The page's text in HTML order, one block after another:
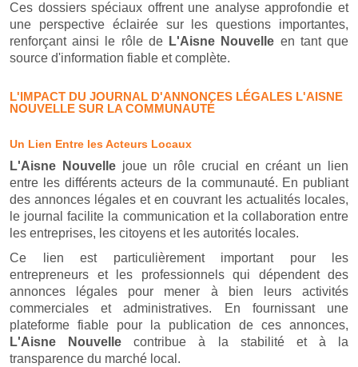
Ces dossiers spéciaux offrent une analyse approfondie et
une perspective éclairée sur les questions importantes,
renforçant ainsi le rôle de L'Aisne Nouvelle en tant que
source d'information fiable et complète.
L'IMPACT DU JOURNAL D'ANNONCES LÉGALES L'AISNE
NOUVELLE SUR LA COMMUNAUTÉ
Un Lien Entre les Acteurs Locaux
L'Aisne Nouvellejoue un rôle crucial en créant un lien
entre les différents acteurs de la communauté. En publiant
des annonces légales et en couvrant les actualités locales,
le journal facilite la communication et la collaboration entre
les entreprises, les citoyens et les autorités locales.
Ce lien est particulièrement important pour les
entrepreneurs et les professionnels qui dépendent des
annonces légales pour mener à bien leurs activités
commerciales et administratives. En fournissant une
plateforme fiable pour la publication de ces annonces,
L'Aisne Nouvelle contribue à la stabilité et à la
transparence du marché local.